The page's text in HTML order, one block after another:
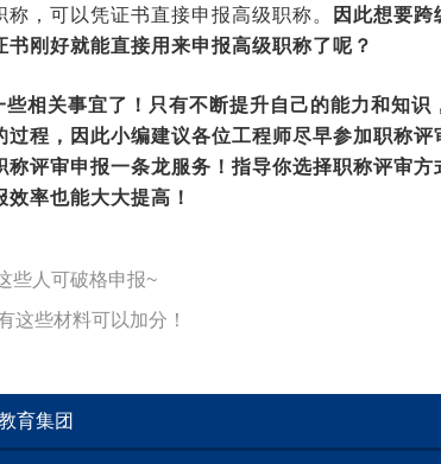
，可以凭证书直接申报高级职称。
因此想要
刚好就能直接用来申报高级职称了呢？
些相关事宜了！只有不断提升自己的能力和知识
程，因此小编建议各位工程师尽早参加职称
评审申报一条龙服务！指导你选择职称评审方
率也能大大提高！
些人可破格申报~
这些材料可以加分！
育集团